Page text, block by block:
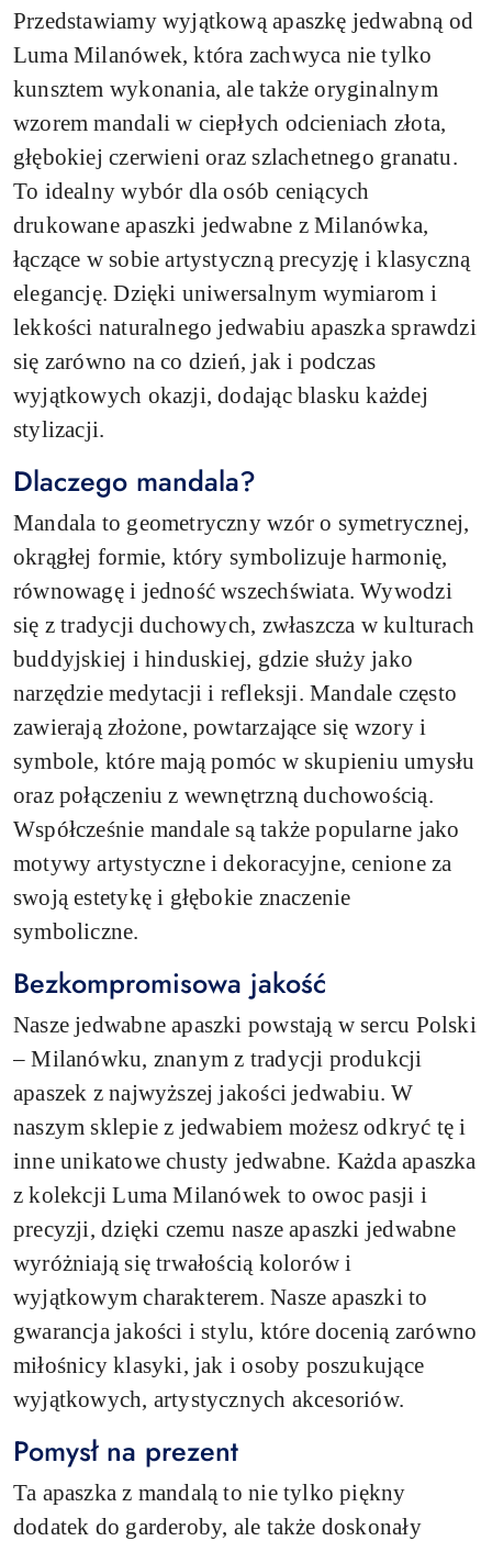
Przedstawiamy wyjątkową apaszkę jedwabną od
Luma Milanówek, która zachwyca nie tylko
kunsztem wykonania, ale także oryginalnym
wzorem mandali w ciepłych odcieniach złota,
głębokiej czerwieni oraz szlachetnego granatu.
To idealny wybór dla osób ceniących
drukowane apaszki jedwabne z Milanówka,
łączące w sobie artystyczną precyzję i klasyczną
elegancję. Dzięki uniwersalnym wymiarom i
lekkości naturalnego jedwabiu apaszka sprawdzi
się zarówno na co dzień, jak i podczas
wyjątkowych okazji, dodając blasku każdej
stylizacji.
Dlaczego mandala?
Mandala to geometryczny wzór o symetrycznej,
okrągłej formie, który symbolizuje harmonię,
równowagę i jedność wszechświata. Wywodzi
się z tradycji duchowych, zwłaszcza w kulturach
buddyjskiej i hinduskiej, gdzie służy jako
narzędzie medytacji i refleksji. Mandale często
zawierają złożone, powtarzające się wzory i
symbole, które mają pomóc w skupieniu umysłu
oraz połączeniu z wewnętrzną duchowością.
Współcześnie mandale są także popularne jako
motywy artystyczne i dekoracyjne, cenione za
swoją estetykę i głębokie znaczenie
symboliczne.
Bezkompromisowa jakość
Nasze jedwabne apaszki powstają w sercu Polski
– Milanówku, znanym z tradycji produkcji
apaszek z najwyższej jakości jedwabiu. W
naszym sklepie z jedwabiem możesz odkryć tę i
inne unikatowe chusty jedwabne. Każda apaszka
z kolekcji Luma Milanówek to owoc pasji i
precyzji, dzięki czemu nasze apaszki jedwabne
wyróżniają się trwałością kolorów i
wyjątkowym charakterem. Nasze apaszki to
gwarancja jakości i stylu, które docenią zarówno
miłośnicy klasyki, jak i osoby poszukujące
wyjątkowych, artystycznych akcesoriów.
Pomysł na prezent
Ta apaszka z mandalą to nie tylko piękny
dodatek do garderoby, ale także doskonały